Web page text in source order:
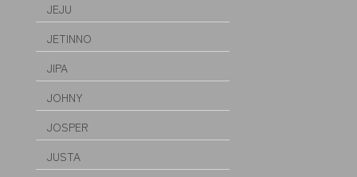
JEJU
JETINNO
JIPA
JOHNY
JOSPER
JUSTA